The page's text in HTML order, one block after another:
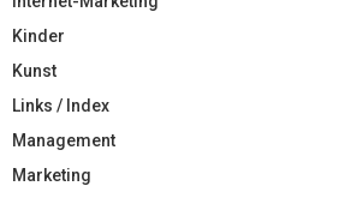
Kinder
Kunst
Links / Index
Management
Marketing